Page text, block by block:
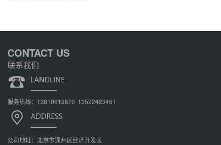
CONTACT US
联系我们
服务热线：13810619870 13522423461
公司地址：北京市通州区经济开发区